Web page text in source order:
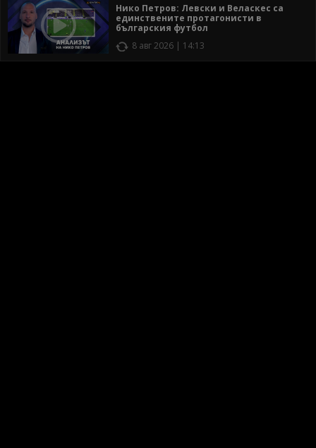
Нико Петров: Левски и Веласкес са
единствените протагонисти в
българския футбол
8 авг 2026 | 14:13